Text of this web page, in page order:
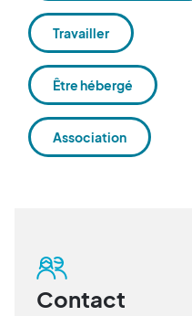
Travailler
Être hébergé
Association
Contact